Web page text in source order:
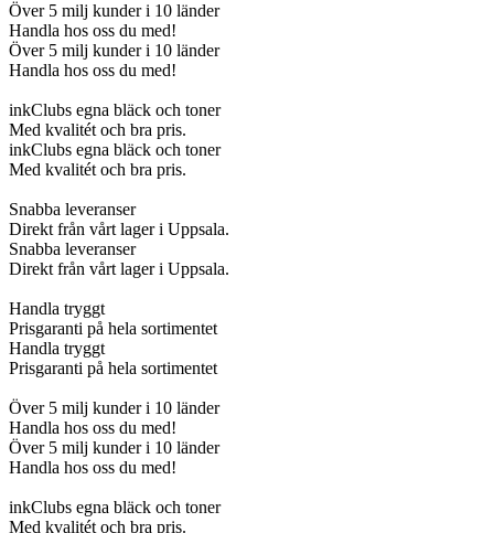
Över 5 milj kunder i 10 länder
Handla hos oss du med!
Över 5 milj kunder i 10 länder
Handla hos oss du med!
inkClubs egna bläck och toner
Med kvalitét och bra pris.
inkClubs egna bläck och toner
Med kvalitét och bra pris.
Snabba leveranser
Direkt från vårt lager i Uppsala.
Snabba leveranser
Direkt från vårt lager i Uppsala.
Handla tryggt
Prisgaranti på hela sortimentet
Handla tryggt
Prisgaranti på hela sortimentet
Över 5 milj kunder i 10 länder
Handla hos oss du med!
Över 5 milj kunder i 10 länder
Handla hos oss du med!
inkClubs egna bläck och toner
Med kvalitét och bra pris.